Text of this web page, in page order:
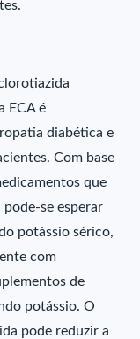
ECA é
diabética e
Com base
que
se esperar
potássio sérico,
com
de
potássio. O
pode reduzir a